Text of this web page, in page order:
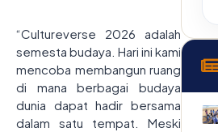
“Cultureverse 2026 adalah
semesta budaya. Hari ini kami
mencoba membangun ruang
di mana berbagai budaya
dunia dapat hadir bersama
dalam satu tempat. Meski